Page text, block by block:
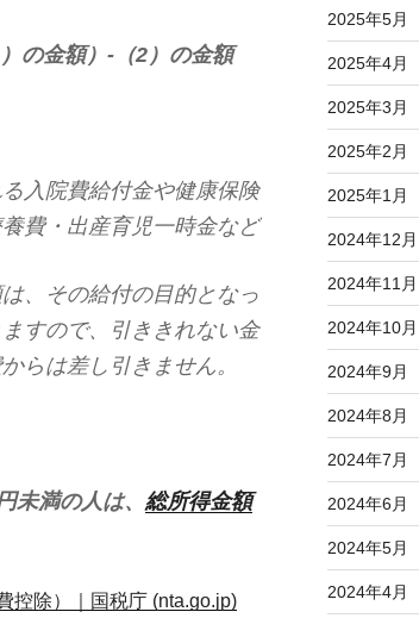
の金額）-（2）の金額
入院費給付金や健康保険
費・出産育児一時金など
、その給付の目的となっ
すので、引ききれない金
らは差し引きません。
未満の人は、 総所得金額
控除）｜国税庁 (nta.go.jp)
2025年5月
2025年4月
2025年3月
2025年2月
2025年1月
2024年12月
2024年11月
2024年10月
2024年9月
2024年8月
2024年7月
2024年6月
2024年5月
2024年4月